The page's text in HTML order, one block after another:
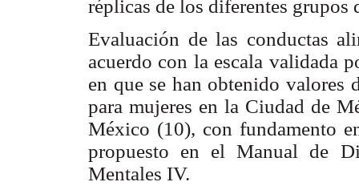
réplicas de los diferentes grupos
Evaluación de las conductas
acuerdo con la escala validada
en que se han obtenido valores
para mujeres en la Ciudad de
México (10), con fundamento
propuesto en el Manual de
Mentales IV.